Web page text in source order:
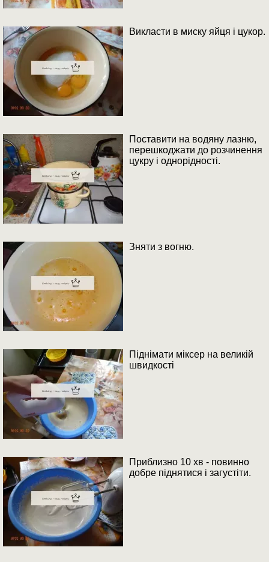
Викласти в миску яйця і цукор.
Поставити на водяну лазню,
перешкоджати до розчинення
цукру і однорідності.
Зняти з вогню.
Піднімати міксер на великій
швидкості
Приблизно 10 хв - повинно
добре піднятися і загустіти.